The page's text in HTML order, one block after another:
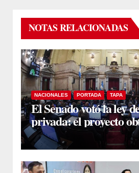
NOTAS RELACIONADAS
NACIONALES PORTADA TAPA
El Senado votó la ley
privada: el proyecto
sanción